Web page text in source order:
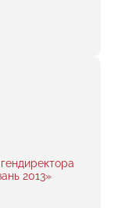
курс
помогал
2013»